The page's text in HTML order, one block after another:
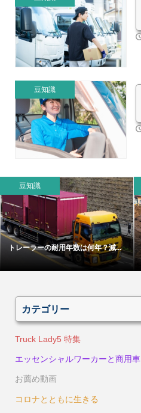
豆知識
豆知識
トレーラーの耐用年数は何年？減...
カテゴリー
Truck Lady5 特集
エッセンシャルワーカーと商用車
お薦め動画
コロナとともに生きる